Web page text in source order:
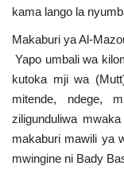
kama lango la
Makaburi ya Al-
Yapo umbali wa
kutoka mji wa
mitende, ndege,
ziligunduliwa
makaburi mawili ya
mwingine ni Bady